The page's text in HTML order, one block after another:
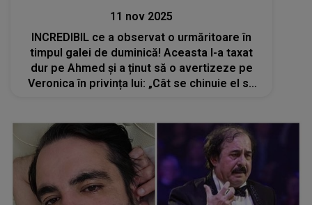
11 nov 2025
INCREDIBIL ce a observat o urmăritoare în
timpul galei de duminică! Aceasta l-a taxat
dur pe Ahmed și a ținut să o avertizeze pe
Veronica în privința lui: „Cât se chinuie el să